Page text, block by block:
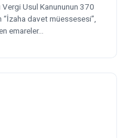
Vergi Usul Kanununun 370
davet müessesesi”,
emareler…